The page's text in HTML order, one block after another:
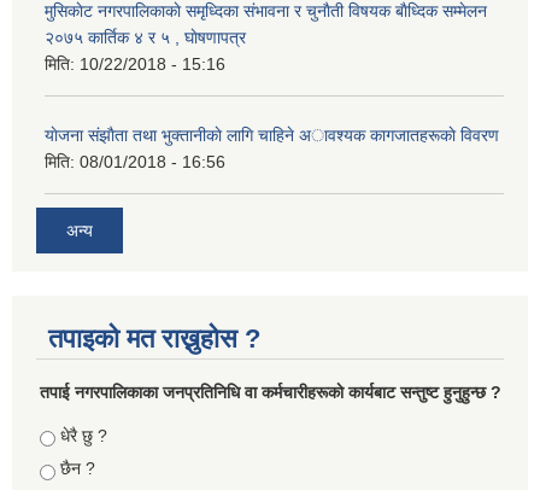
मुसिकाेट नगरपालिकाकाे समृध्दिका संभावना र चुनाैती विषयक बाैध्दिक सम्मेलन
२०७५ कार्तिक ४ र ५ , घाेषणापत्र
मिति: 10/22/2018 - 15:16
याेजना संझाैता तथा भुक्तानीकाे लागि चाहिने अावश्यक कागजातहरूकाे विवरण
मिति: 08/01/2018 - 16:56
अन्य
तपाइको मत राख्नुहोस ?
तपा‌ई नगरपालिकाका जनप्रतिनिधि वा कर्मचारीहरूकाे कार्यबाट सन्तुष्ट हुनुहुन्छ ?
Choices
धेरै छु ?
छैन ?